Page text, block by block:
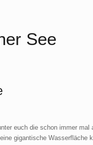
See
euch die schon immer
gigantische Wasserfläche